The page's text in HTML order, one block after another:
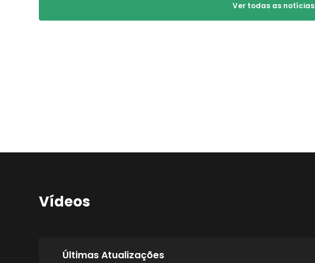
Ver todas as notícias
Vídeos
Últimas Atualizações